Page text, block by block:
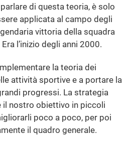
di questa teoria, è solo
applicata al campo degli
vittoria della squadra
l’inizio degli anni 2000.
la teoria dei
attività sportive e a portare la
progressi. La strategia
il nostro obiettivo in piccoli
poco a poco, per poi
il quadro generale.